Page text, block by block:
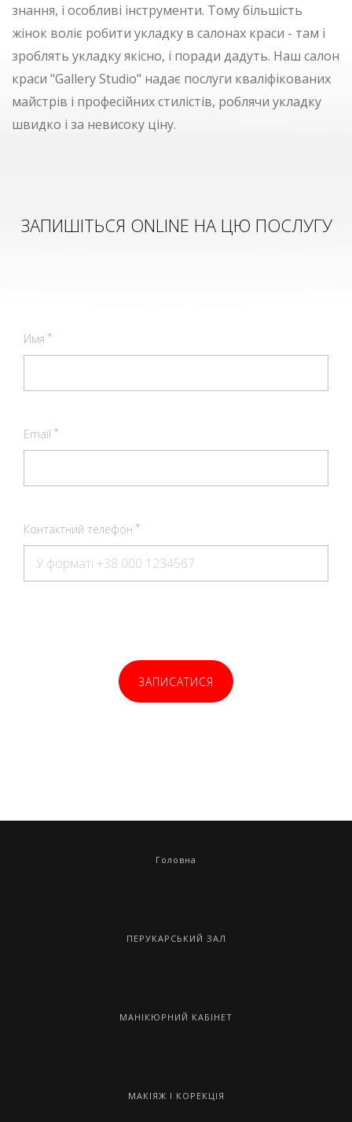
знання, і особливі інструменти. Тому більшість
жінок воліє робити укладку в салонах краси - там і
зроблять укладку якісно, і поради дадуть. Наш салон
краси "Gallery Studio" надає послуги кваліфікованих
майстрів і професійних стилістів, роблячи укладку
швидко і за невисоку ціну.
ЗАПИШІТЬСЯ ONLINE НА ЦЮ ПОСЛУГУ
Имя *
Email *
Контактний телефон *
ЗАПИСАТИСЯ
Головна
ПЕРУКАРСЬКИЙ ЗАЛ
МАНІКЮРНИЙ КАБІНЕТ
МАКІЯЖ І КОРЕКЦІЯ